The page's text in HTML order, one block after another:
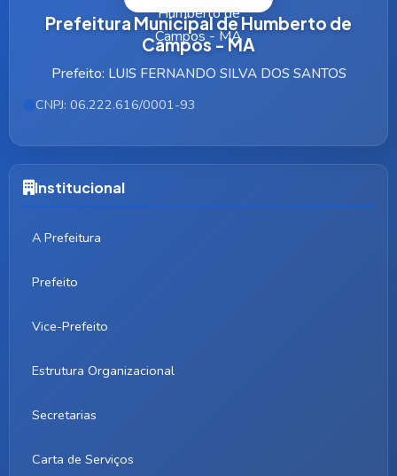
Prefeitura Municipal de Humberto de
Campos - MA
Prefeito: LUIS FERNANDO SILVA DOS SANTOS
CNPJ: 06.222.616/0001-93
Institucional
A Prefeitura
Prefeito
Vice-Prefeito
Estrutura Organizacional
Secretarias
Carta de Serviços